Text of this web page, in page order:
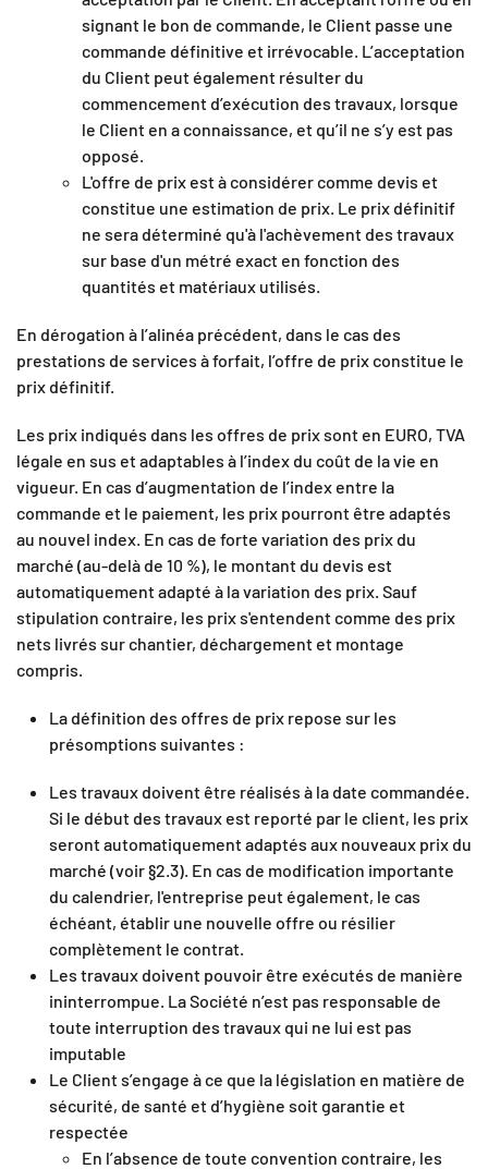
signant le bon de commande, le Client passe une
commande définitive et irrévocable. L’acceptation
du Client peut également résulter du
commencement d’exécution des travaux, lorsque
le Client en a connaissance, et qu’il ne s’y est pas
opposé.
L'offre de prix est à considérer comme devis et
constitue une estimation de prix. Le prix définitif
ne sera déterminé qu'à l'achèvement des travaux
sur base d'un métré exact en fonction des
quantités et matériaux utilisés.
En dérogation à l’alinéa précédent, dans le cas des
prestations de services à forfait, l’offre de prix constitue le
prix définitif.
Les prix indiqués dans les offres de prix sont en EURO, TVA
légale en sus et adaptables à l’index du coût de la vie en
vigueur. En cas d’augmentation de l’index entre la
commande et le paiement, les prix pourront être adaptés
au nouvel index. En cas de forte variation des prix du
marché (au-delà de 10 %), le montant du devis est
automatiquement adapté à la variation des prix. Sauf
stipulation contraire, les prix s'entendent comme des prix
nets livrés sur chantier, déchargement et montage
compris.
La définition des offres de prix repose sur les
présomptions suivantes :
Les travaux doivent être réalisés à la date commandée.
Si le début des travaux est reporté par le client, les prix
seront automatiquement adaptés aux nouveaux prix du
marché (voir §2.3). En cas de modification importante
du calendrier, l'entreprise peut également, le cas
échéant, établir une nouvelle offre ou résilier
complètement le contrat.
Les travaux doivent pouvoir être exécutés de manière
ininterrompue. La Société n’est pas responsable de
toute interruption des travaux qui ne lui est pas
imputable
Le Client s’engage à ce que la législation en matière de
sécurité, de santé et d’hygiène soit garantie et
respectée
En l’absence de toute convention contraire, les